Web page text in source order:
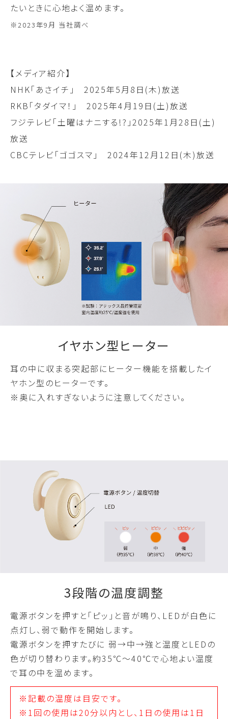
たいときに心地よく温めます。
※2023年9月 当社調べ
【メディア紹介】
NHK「あさイチ」 2025年5月8日(木)放送
RKB「タダイマ！」 2025年4月19日(土)放送
フジテレビ「土曜はナニする!?」2025年1月28日(土)
放送
CBCテレビ「ゴゴスマ」 2024年12月12日(木)放送
イヤホン型ヒーター
耳の中に収まる突起部にヒーター機能を搭載したイ
ヤホン型のヒーターです。
※奥に入れすぎないように注意してください。
3段階の温度調整
電源ボタンを押すと「ピッ」と音が鳴り、LEDが白色に
点灯し、弱で動作を開始します。
電源ボタンを押すたびに 弱→中→強と温度とLEDの
色が切り替わります。約35℃〜40℃で心地よい温度
で耳の中を温めます。
※記載の温度は目安です。
※1回の使用は20分以内とし、1日の使用は1日